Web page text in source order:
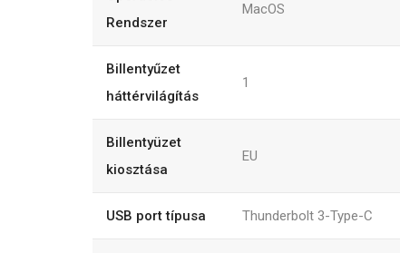
Rendszer
MacOS
Billentyűzet
háttérvilágítás
1
Billentyüzet
kiosztása
EU
USB port típusa Thunderbolt 3-Type-C